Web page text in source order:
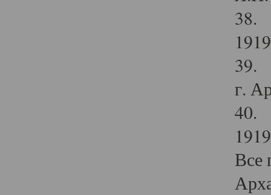
38.
39.
г.
40.
Все